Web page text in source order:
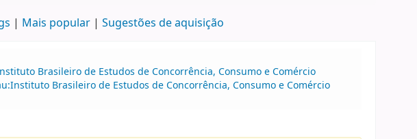
Mais popular Sugestões de aquisição
Brasileiro de Estudos de Concorrência, Consumo e Comércio
Brasileiro de Estudos de Concorrência, Consumo e Comércio